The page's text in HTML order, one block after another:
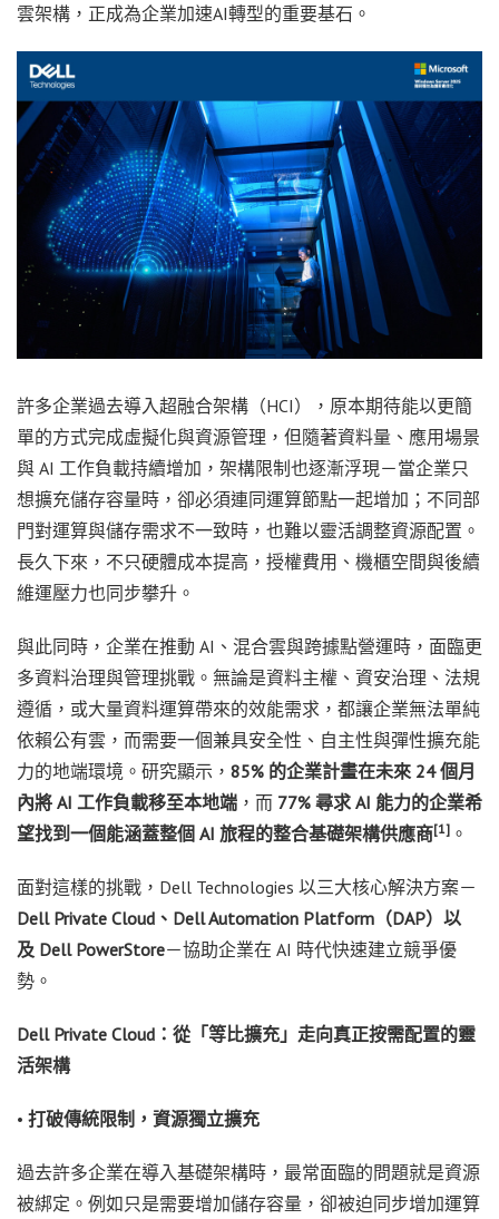
雲架構，正成為企業加速AI轉型的重要基石。
許多企業過去導入超融合架構（HCI），原本期待能以更簡
單的方式完成虛擬化與資源管理，但隨著資料量、應用場景
與 AI 工作負載持續增加，架構限制也逐漸浮現－當企業只
想擴充儲存容量時，卻必須連同運算節點一起增加；不同部
門對運算與儲存需求不一致時，也難以靈活調整資源配置。
長久下來，不只硬體成本提高，授權費用、機櫃空間與後續
維運壓力也同步攀升。
與此同時，企業在推動 AI、混合雲與跨據點營運時，面臨更
多資料治理與管理挑戰。無論是資料主權、資安治理、法規
遵循，或大量資料運算帶來的效能需求，都讓企業無法單純
依賴公有雲，而需要一個兼具安全性、自主性與彈性擴充能
力的地端環境。研究顯示， 85% 的企業計畫在未來 24 個月
內將 AI 工作負載移至本地端 ，而 77% 尋求 AI 能力的企業希
望找到一個能涵蓋整個 AI 旅程的整合基礎架構供應商[1] 。
面對這樣的挑戰，Dell Technologies 以三大核心解決方案－
Dell Private Cloud、Dell Automation Platform（DAP）以
及 Dell PowerStore－協助企業在 AI 時代快速建立競爭優
勢。
Dell Private Cloud：從「等比擴充」走向真正按需配置的靈
活架構
• 打破傳統限制，資源獨立擴充
過去許多企業在導入基礎架構時，最常面臨的問題就是資源
被綁定。例如只是需要增加儲存容量，卻被迫同步增加運算